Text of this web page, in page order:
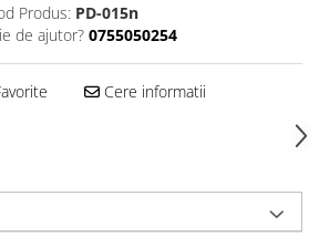
Produs: PD-015n
de ajutor? 0755050254
Cere informatii